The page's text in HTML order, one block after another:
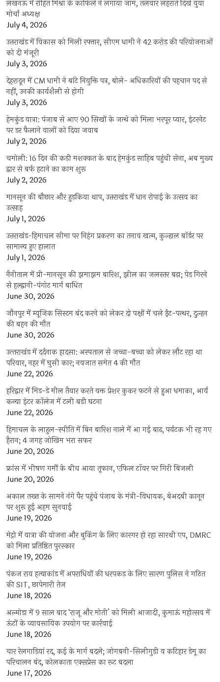
लखनऊ में रोहित मिश्रा के काफिले ने लगाया जाम, तलवार लहराते दिखे युवा
मोर्चा अध्यक्ष
July 4, 2026
उत्तराखंड में विकास को मिली रफ्तार, सीएम धामी ने 42 करोड़ की परियोजनाओं
को दी मंजूरी
July 3, 2026
देहरादून में CM धामी ने बांटे नियुक्ति पत्र, बोले- अधिकारियों की पहचान पद से
नहीं, उनकी कार्यशैली से होगी
July 3, 2026
हेमकुंड यात्रा: पंजाब से आए 90 सिखों के जत्थे को मिला भरपूर प्यार, इंटरनेट
पर डर फैलाने वालों को दिया जवाब
July 2, 2026
चमोली: 16 दिन की कड़ी मशक्कत के बाद हेमकुंड साहिब पहुंची सेना, अब मुख्य
द्वार से बर्फ हटाने का काम शुरू
July 2, 2026
मानसून की बौछार और हुड़किया थाप, उत्तराखंड में धान रोपाई के उत्सव का
उत्साह
July 1, 2026
उत्तराखंड-हिमाचल सीमा पर निहंग प्रकरण का तनाव खत्म, कुल्हाल बॉर्डर पर
सामान्य हुए हालात
July 1, 2026
नैनीताल में प्री-मानसून की झमाझम बारिश, झील का जलस्तर बढ़ा; पेड़ गिरने
से हल्द्वानी-पंगोट मार्ग बाधित
June 30, 2026
जौनपुर में म्यूजिक सिस्टम बंद करने को लेकर दो पक्षों में चले ईंट-पत्थर, दुल्हन
की बहन की मौत
June 30, 2026
उत्‍तराखंड में दर्दनाक हादसा: अस्पताल से जच्चा-बच्चा को लेकर लौट रहा था
परिवार, नहर में घुसी कार; नवजात समेत 4 की मौत
June 22, 2026
हरिद्वार में मिड-डे मील तैयार करते वक्त प्रेशर कुकर फटने से हुआ धमाका, आर्य
कन्या इंटर कॉलेज में टली बड़ी घटना
June 22, 2026
हिमाचल के लाहुल-स्पीति में बिन बारिश नाले में आ गई बाढ़, पर्यटक भी रह गए
हैरान; 4 जगह जोखिम भरा सफर
June 20, 2026
फ्रांस में भीषण गर्मी के बीच आया तूफान, एफिल टॉवर पर गिरी बिजली
June 20, 2026
अकाल तख्त के सामने नंगे पैर पहुंचे पंजाब के मंत्री-विधायक, बेअदबी कानून
पर शुरू हुई अहम सुनवाई
June 19, 2026
मेट्रो में यात्रा की योजना और बुकिंग के लिए कारगर हो रहा सारथी एप, DMRC
को मिला प्रतिष्ठित पुरस्कार
June 19, 2026
पंकज राय हत्याकांड में अपराधियों की धरपकड़ के लिए सारण पुलिस ने गठित
की SIT, छापेमारी तेज
June 18, 2026
अल्मोड़ा में 9 साल बाद ‘राजू और मोती’ को मिली आजादी, कुमाऊं महोत्सव में
ऊंटों के व्यावसायिक उपयोग पर कार्रवाई
June 18, 2026
चार रेलगाड़ियां रद, कई के मार्ग बदले; जोगबनी-सिलीगुड़ी व कटिहार डेमू का
परिचालन बंद, कोलकाता एक्सप्रेस का रूट बदला
June 17, 2026